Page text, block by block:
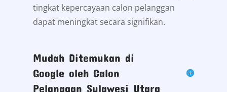
tingkat kepercayaan calon pelanggan
dapat meningkat secara signifikan.
Mudah Ditemukan di
Google oleh Calon
Pelanggan Sulawesi Utara